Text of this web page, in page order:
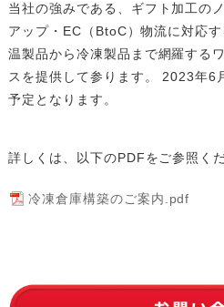
当社の強みである、ギフト加工の
アップ・EC（BtoC）物流に対応
温製品から冷凍製品まで網羅する
スを提供して参ります。 2023年6
予定となります。
詳しくは、以下のPDFをご参照くだ
冷凍倉庫構築のご案内.pdf